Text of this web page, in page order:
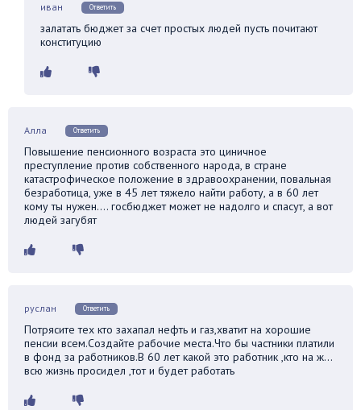
иван Ответить
залатать бюджет за счет простых людей пусть почитают
конституцию
Алла Ответить
Повышение пенсионного возраста это циничное
преступление против собственного народа, в стране
катастрофическое положение в здравоохранении, повальная
безработица, уже в 45 лет тяжело найти работу, а в 60 лет
кому ты нужен…. госбюджет может не надолго и спасут, а вот
людей загубят
руслан Ответить
Потрясите тех кто захапал нефть и газ,хватит на хорошие
пенсии всем.Создайте рабочие места.Что бы частники платили
в фонд за работников.В 60 лет какой это работник ,кто на ж…
всю жизнь просидел ,тот и будет работать